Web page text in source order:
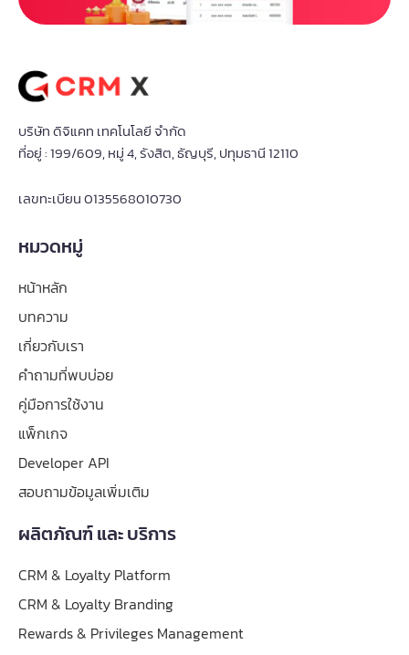
บริษัท ดิจิแคท เทคโนโลยี จำกัด
ที่อยู่ : 199/609, หมู่ 4, รังสิต, ธัญบุรี, ปทุมธานี 12110
เลขทะเบียน 0135568010730
หมวดหมู่
หน้าหลัก
บทความ
เกี่ยวกับเรา
คำถามที่พบบ่อย
คู่มือการใช้งาน
แพ็กเกจ
Developer API
สอบถามข้อมูลเพิ่มเติม
ผลิตภัณฑ์ และ บริการ
CRM & Loyalty Platform
CRM & Loyalty Branding
Rewards & Privileges Management